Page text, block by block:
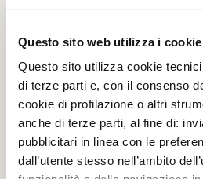
Questo sito web utilizza i cookie
Questo sito utilizza cookie
di terze parti e, con il consenso
cookie di profilazione o altri
anche di terze parti, al fine di:
pubblicitari in linea con le
dall’utente stesso nell’ambito
Madama Butterfly, una
palcoscenico del Teatro
Il barbiere di Siviglia di
scena al Teatro La
Torna in scena uno degli
del repertorio feniceo: Il